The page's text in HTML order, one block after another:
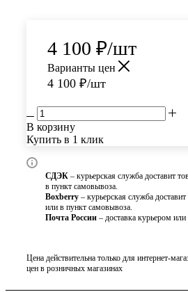
4 100 ₽/шт
Варианты цен
4 100 ₽/шт
В корзину
Купить в 1 клик
СДЭК – курьерская служба доставит
в пункт самовывоза.
Boxberry – курьерская служба
или в пункт самовывоза.
Почта России – доставка курьером
Цена действительна только для интернет-
цен в розничных магазинах